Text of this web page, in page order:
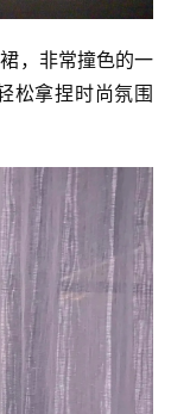
，非常撞色的一
松拿捏时尚氛围